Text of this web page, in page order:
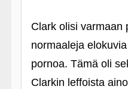
Clark olisi varmaan
normaaleja
pornoa. Tämä oli
Clarkin leffoista